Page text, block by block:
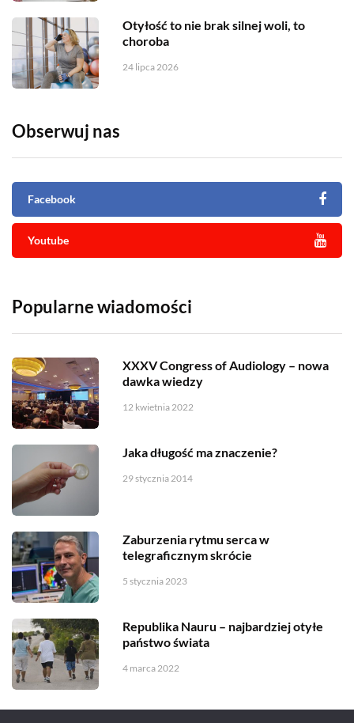
Otyłość to nie brak silnej woli, to
choroba
24 lipca 2026
Obserwuj nas
Facebook
Youtube
Popularne wiadomości
XXXV Congress of Audiology – nowa
dawka wiedzy
12 kwietnia 2022
Jaka długość ma znaczenie?
29 stycznia 2014
Zaburzenia rytmu serca w
telegraficznym skrócie
5 stycznia 2023
Republika Nauru – najbardziej otyłe
państwo świata
4 marca 2022